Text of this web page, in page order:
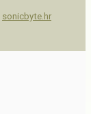
sonicbyte.hr